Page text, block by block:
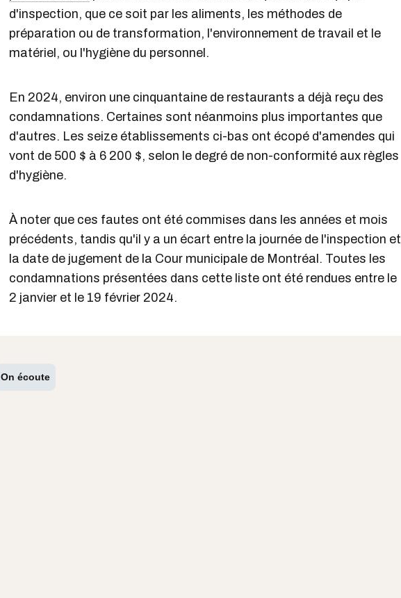
d'inspection, que ce soit par les aliments, les méthodes de
préparation ou de transformation, l'environnement de travail et le
matériel, ou l'hygiène du personnel.
En 2024, environ une cinquantaine de restaurants a déjà reçu des
condamnations. Certaines sont néanmoins plus importantes que
d'autres. Les seize établissements ci-bas ont écopé d'amendes qui
vont de 500 $ à 6 200 $, selon le degré de non-conformité aux règles
d'hygiène.
À noter que ces fautes ont été commises dans les années et mois
précédents, tandis qu'il y a un écart entre la journée de l'inspection et
la date de jugement de la Cour municipale de Montréal. Toutes les
condamnations présentées dans cette liste ont été rendues entre le
2 janvier et le 19 février 2024.
On écoute